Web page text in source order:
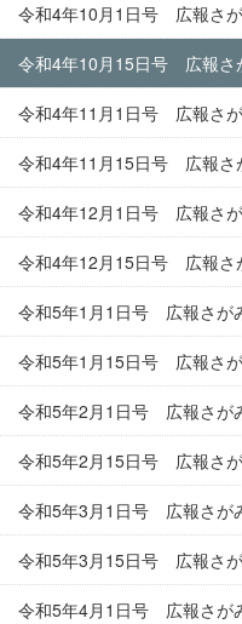
令和4年10月1日号 広報さが
令和4年10月15日号 広報さ
令和4年11月1日号 広報さが
令和4年11月15日号 広報さ
令和4年12月1日号 広報さが
令和4年12月15日号 広報さ
令和5年1月1日号 広報さが
令和5年1月15日号 広報さが
令和5年2月1日号 広報さが
令和5年2月15日号 広報さが
令和5年3月1日号 広報さが
令和5年3月15日号 広報さが
令和5年4月1日号 広報さが